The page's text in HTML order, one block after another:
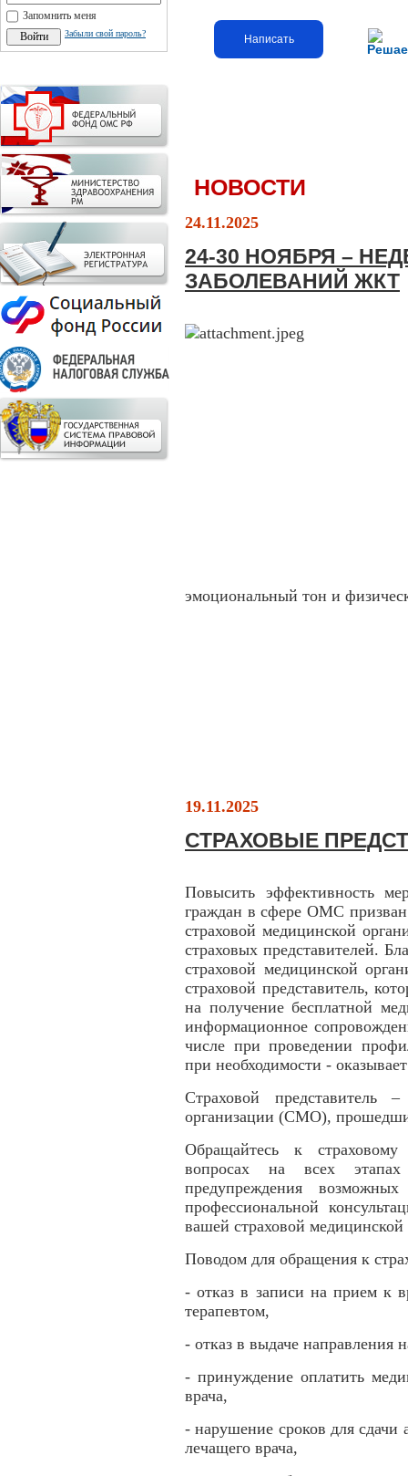
Запомнить меня
Забыли свой пароль? Написать
НОВОСТИ
24.11.2025
24-30 НОЯБРЯ –
ЗАБОЛЕВАНИЙ ЖКТ
эмоциональный тон и
19.11.2025
СТРАХОВЫЕ
Повысить эффективность
граждан в сфере ОМС
страховой медицинской
страховых представителей.
страховой медицинской
страховой представитель,
на получение бесплатной
информационное
числе при проведении
при необходимости -
Страховой представитель
организации (СМО),
Обращайтесь к
вопросах на всех
предупреждения
профессиональной
вашей страховой
Поводом для обращения к
- отказ в записи на прием к
терапевтом,
- отказ в выдаче направления
- принуждение оплатить
врача,
- нарушение сроков для сдачи
лечащего врача,